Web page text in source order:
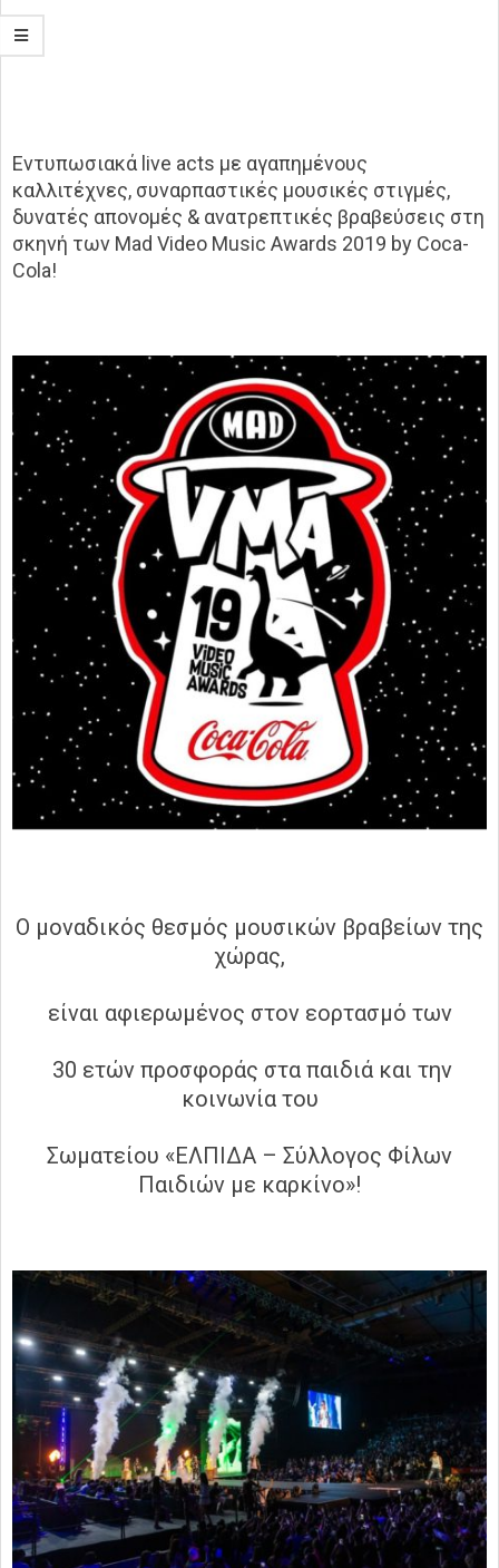
Εντυπωσιακά live acts με αγαπημένους
καλλιτέχνες, συναρπαστικές μουσικές στιγμές,
δυνατές απονομές & ανατρεπτικές βραβεύσεις στη
σκηνή των Mad Video Music Awards 2019 by Coca-
Cola!
Ο μοναδικός θεσμός μουσικών βραβείων της
χώρας,
είναι αφιερωμένος στον εορτασμό των
30 ετών προσφοράς στα παιδιά και την
κοινωνία του
Σωματείου «ΕΛΠΙΔΑ – Σύλλογος Φίλων
Παιδιών με καρκίνο»!